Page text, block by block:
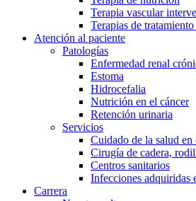
Catálogo de productos
Encuentra el producto que estás
Contacto
En diálogo con B. Braun. Ponte en
Terapia vascular
Terapias de
Atención al paciente
Patologías
Enfermedad renal
Estoma
Hidrocefalia
Nutrición en el cáncer
Retención urinaria
Servicios
Cuidado de la salud en
Cirugía de cadera,
Centros sanitarios
Infecciones adquiridas
Carrera